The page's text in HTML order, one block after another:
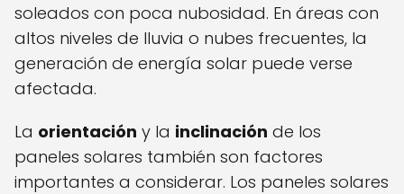
soleados con poca nubosidad. En áreas con
altos niveles de lluvia o nubes frecuentes, la
generación de energía solar puede verse
afectada.
La orientación y la inclinación de los
paneles solares también son factores
importantes a considerar. Los paneles solares